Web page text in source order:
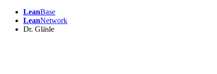
LeanBase
LeanNetwork
Dr. Gläsle